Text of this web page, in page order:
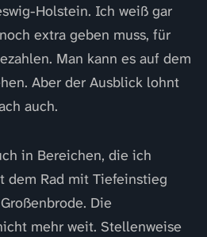
Holstein. Ich weiß gar
extra geben muss, für
Man kann es auf dem
Aber der Ausblick lohnt
auch.
in Bereichen, die ich
dem Rad mit Tiefeinstieg
Die
mehr weit. Stellenweise